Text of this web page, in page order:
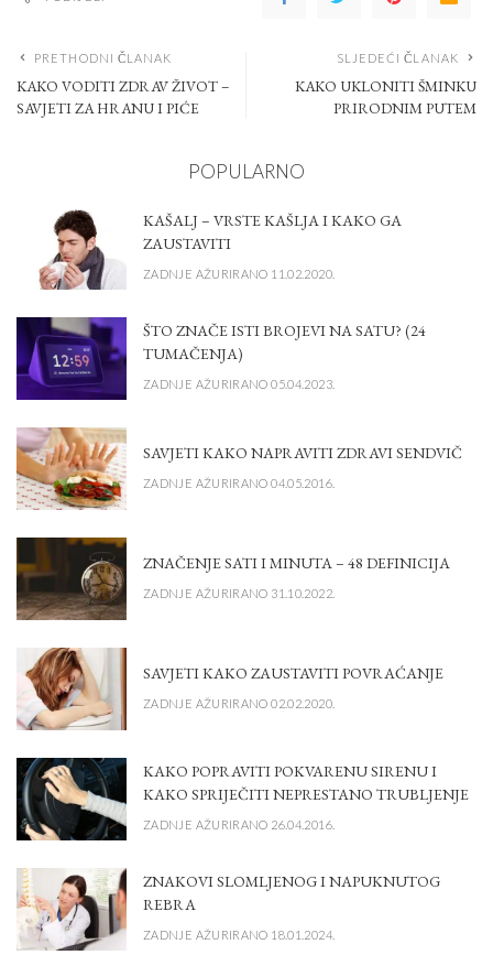
PRETHODNI ČLANAK
KAKO VODITI ZDRAV ŽIVOT –
SAVJETI ZA HRANU I PIĆE
SLJEDEĆI ČLANAK
KAKO UKLONITI ŠMINKU
PRIRODNIM PUTEM
POPULARNO
KAŠALJ – VRSTE KAŠLJA I KAKO GA
ZAUSTAVITI
ZADNJE AŽURIRANO 11.02.2020.
ŠTO ZNAČE ISTI BROJEVI NA SATU? (24
TUMAČENJA)
ZADNJE AŽURIRANO 05.04.2023.
SAVJETI KAKO NAPRAVITI ZDRAVI SENDVIČ
ZADNJE AŽURIRANO 04.05.2016.
ZNAČENJE SATI I MINUTA – 48 DEFINICIJA
ZADNJE AŽURIRANO 31.10.2022.
SAVJETI KAKO ZAUSTAVITI POVRAĆANJE
ZADNJE AŽURIRANO 02.02.2020.
KAKO POPRAVITI POKVARENU SIRENU I
KAKO SPRIJEČITI NEPRESTANO TRUBLJENJE
ZADNJE AŽURIRANO 26.04.2016.
ZNAKOVI SLOMLJENOG I NAPUKNUTOG
REBRA
ZADNJE AŽURIRANO 18.01.2024.